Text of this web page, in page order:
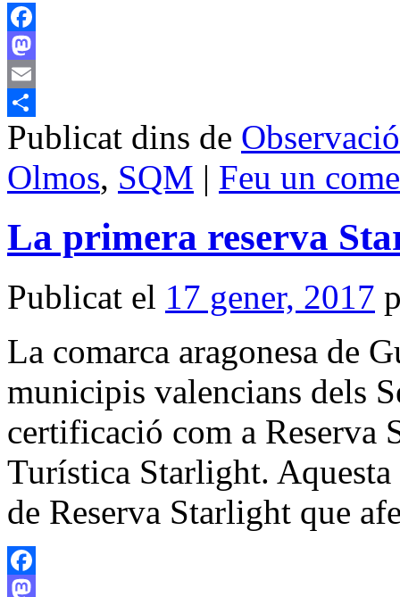
Facebook
Mastodon
Email
Comparteix
Publicat dins de Observació
Olmos, SQM | Feu un
La primera reserva
Publicat el 17 gener, 2017
La comarca aragonesa de
municipis valencians dels
certificació com a Reserva
Turística Starlight.
de Reserva Starlight que
Facebook